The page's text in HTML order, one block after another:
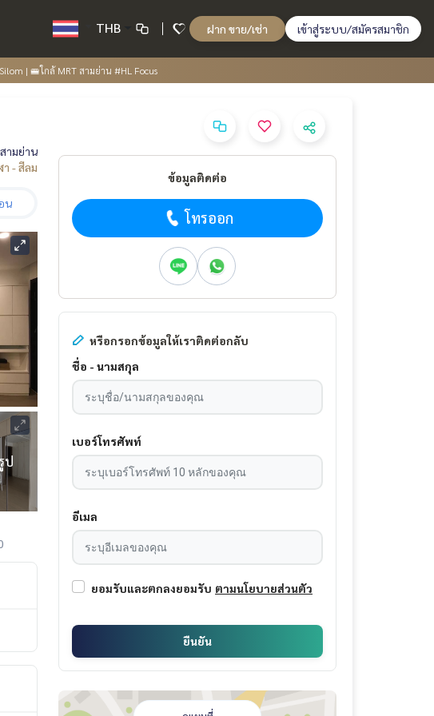
THB ฝาก ขาย/เช่า เข้าสู่ระบบ/สมัครสมาชิก
| 🚝ใกล้ MRT สามย่าน #HL Focus
ามย่าน
- สีลม
น
ป
ข้อมูลติดต่อ
โทรออก
หรือกรอกข้อมูลให้เราติดต่อกลับ
ชื่อ - นามสกุล
เบอร์โทรศัพท์
อีเมล
ยอมรับและตกลงยอมรับ ตามนโยบายส่วนตัว
ยืนยัน